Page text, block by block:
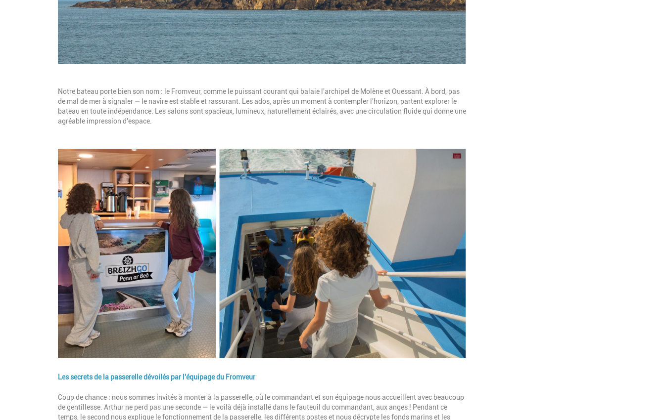
Description
Notre bateau porte bien son nom : le Fromveur, comme le puissant courant qui balaie l'archipel de Molène et Ouessant. À bord, pas
de mal de mer à signaler — le navire est stable et rassurant. Les ados, après un moment à contempler l'horizon, partent explorer le
bateau en toute indépendance. Les salons sont spacieux, lumineux, naturellement éclairés, avec une circulation fluide qui donne une
agréable impression d'espace.
Image
Les secrets de la passerelle dévoilés par l'équipage du Fromveur
Description
Coup de chance : nous sommes invités à monter à la passerelle, où le commandant et son équipage nous accueillent avec beaucoup
de gentillesse. Arthur ne perd pas une seconde — le voilà déjà installé dans le fauteuil du commandant, aux anges ! Pendant ce
temps, le second nous explique le fonctionnement de la passerelle, les différents postes et nous décrypte les fonds marins et les